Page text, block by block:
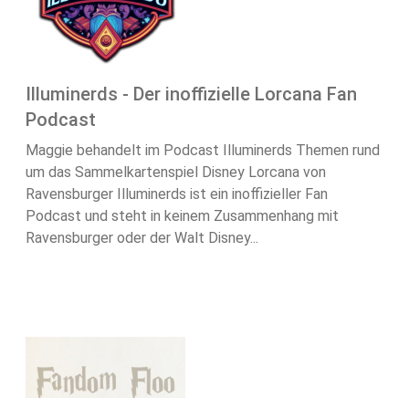
Illuminerds - Der inoffizielle Lorcana Fan
Podcast
Maggie behandelt im Podcast Illuminerds Themen rund
um das Sammelkartenspiel Disney Lorcana von
Ravensburger Illuminerds ist ein inoffizieller Fan
Podcast und steht in keinem Zusammenhang mit
Ravensburger oder der Walt Disney...